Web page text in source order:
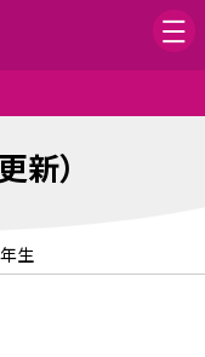
新）
生